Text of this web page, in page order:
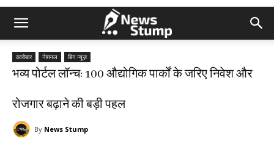
कारोबार नेशनल बिग न्यूज़
भव्य पोर्टल लॉन्च: 100 औद्योगिक पार्कों के जरिए निवेश और
रोजगार बढ़ाने की बड़ी पहल
By News Stump